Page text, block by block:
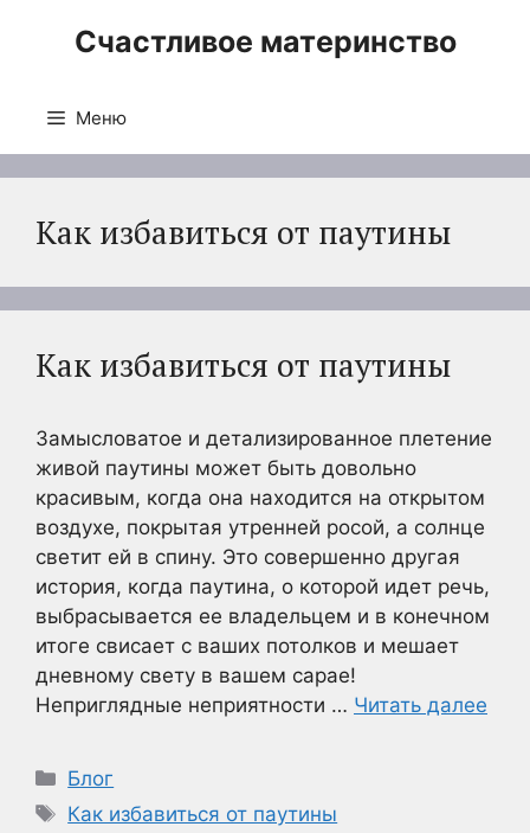
Счастливое материнство
Меню
Как избавиться от паутины
Как избавиться от паутины
Замысловатое и детализированное плетение
живой паутины может быть довольно
красивым, когда она находится на открытом
воздухе, покрытая утренней росой, а солнце
светит ей в спину. Это совершенно другая
история, когда паутина, о которой идет речь,
выбрасывается ее владельцем и в конечном
итоге свисает с ваших потолков и мешает
дневному свету в вашем сарае!
Неприглядные неприятности … Читать далее
Рубрики
Блог
Метки
Как избавиться от паутины